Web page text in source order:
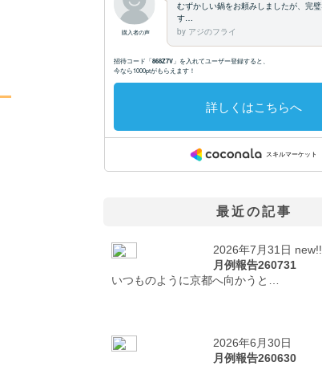
最近の記事
2026年7月31日 new!!
月例報告260731
いつものように京都へ向かうと…
2026年6月30日
月例報告260630